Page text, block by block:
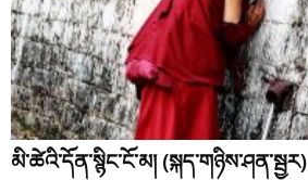
མི་ཚེའི་དོན་སྙིང་ངོ་མ། (སྐད་གཉིས་ཤན་སྦྱར)